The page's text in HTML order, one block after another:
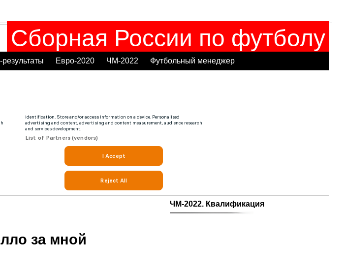
Сборная России по футболу
Евро-2020 ЧМ-2022 Футбольный менеджер
за мной
ЧМ-2022. Квалификация